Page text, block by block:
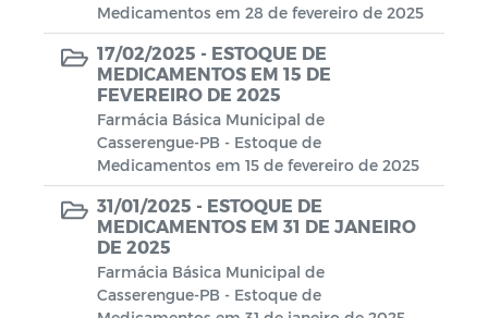
Medicamentos em 28 de fevereiro de 2025
17/02/2025 - ESTOQUE DE
MEDICAMENTOS EM 15 DE
FEVEREIRO DE 2025
Farmácia Básica Municipal de
Casserengue-PB - Estoque de
Medicamentos em 15 de fevereiro de 2025
31/01/2025 - ESTOQUE DE
MEDICAMENTOS EM 31 DE JANEIRO
DE 2025
Farmácia Básica Municipal de
Casserengue-PB - Estoque de